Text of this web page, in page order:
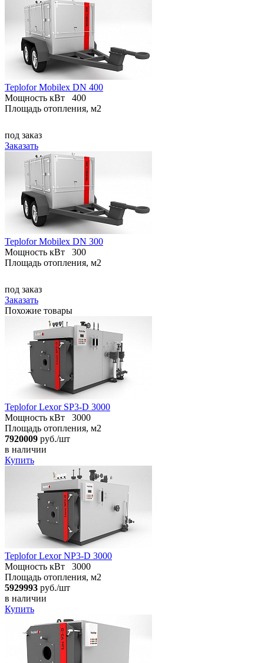
Teplofor Mobilex DN 400
Мощность кВт
400
Площадь отопления, м2
под заказ
Заказать
Teplofor Mobilex DN 300
Мощность кВт
300
Площадь отопления, м2
под заказ
Заказать
Похожие товары
Teplofor Lexor SP3-D 3000
Мощность кВт
3000
Площадь отопления, м2
7920009 руб./шт
в наличии
Купить
Teplofor Lexor NP3-D 3000
Мощность кВт
3000
Площадь отопления, м2
5929993 руб./шт
в наличии
Купить